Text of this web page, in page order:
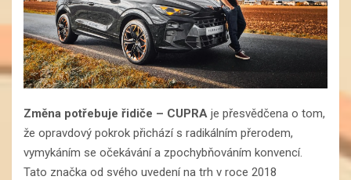
Změna potřebuje řidiče – CUPRA je přesvědčena o tom,
že opravdový pokrok přichází s radikálním přerodem,
vymykáním se očekávání a zpochybňováním konvencí.
Tato značka od svého uvedení na trh v roce 2018